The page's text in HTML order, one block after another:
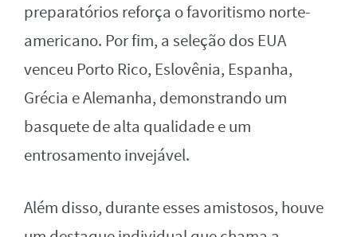
preparatórios reforça o favoritismo norte-
americano. Por fim, a seleção dos EUA
venceu Porto Rico, Eslovênia, Espanha,
Grécia e Alemanha, demonstrando um
basquete de alta qualidade e um
entrosamento invejável.
Além disso, durante esses amistosos, houve